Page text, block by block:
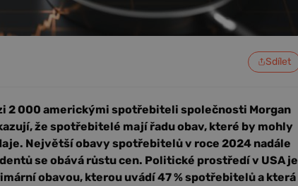
Sdílet
2 000 americkými spotřebiteli společnosti Morgan
že spotřebitelé mají řadu obav, které by mohly
Největší obavy spotřebitelů v roce 2024 nadále
se obává růstu cen. Politické prostředí v USA je
obavou, kterou uvádí 47 % spotřebitelů a která